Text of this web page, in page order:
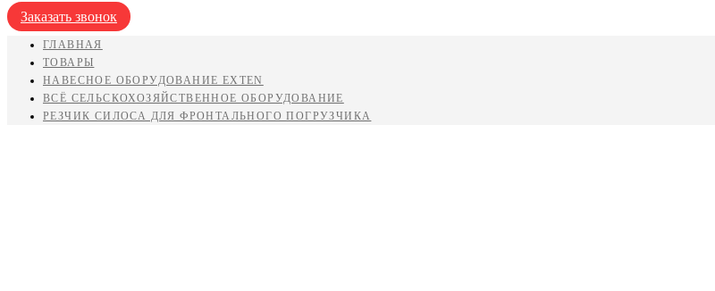
для фронтальных погрузчиков
для телескопических погрузчиков
для экскаваторов-погрузчиков
Заказать звонок
ГЛАВНАЯ
ТОВАРЫ
НАВЕСНОЕ ОБОРУДОВАНИЕ EXTEN
ВСЁ СЕЛЬСКОХОЗЯЙСТВЕННОЕ ОБОРУДОВАНИЕ
РЕЗЧИК СИЛОСА ДЛЯ ФРОНТАЛЬНОГО ПОГРУЗЧИКА